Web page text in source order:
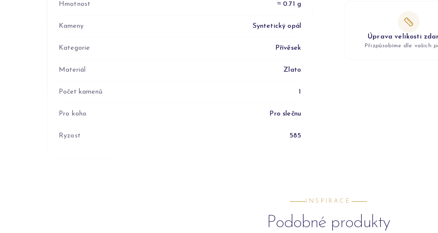
Hmotnost ≈ 0.71 g
Kameny Syntetický opál
Kategorie Přívěsek
Materiál Zlato
Počet kamenů 1
Pro koho Pro slečnu
Ryzost 585
Úprava velikosti
Přizpůsobíme dle vašich
INSPIRACE
Podobné produkty